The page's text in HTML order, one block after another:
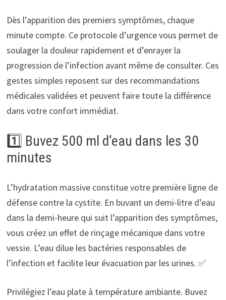
Dès l’apparition des premiers symptômes, chaque
minute compte. Ce protocole d’urgence vous permet de
soulager la douleur rapidement et d’enrayer la
progression de l’infection avant même de consulter. Ces
gestes simples reposent sur des recommandations
médicales validées et peuvent faire toute la différence
dans votre confort immédiat.
1️⃣ Buvez 500 ml d’eau dans les 30
minutes
L’hydratation massive constitue votre première ligne de
défense contre la cystite. En buvant un demi-litre d’eau
dans la demi-heure qui suit l’apparition des symptômes,
vous créez un effet de rinçage mécanique dans votre
vessie. L’eau dilue les bactéries responsables de
l’infection et facilite leur évacuation par les urines. ✅
Privilégiez l’eau plate à température ambiante. Buvez